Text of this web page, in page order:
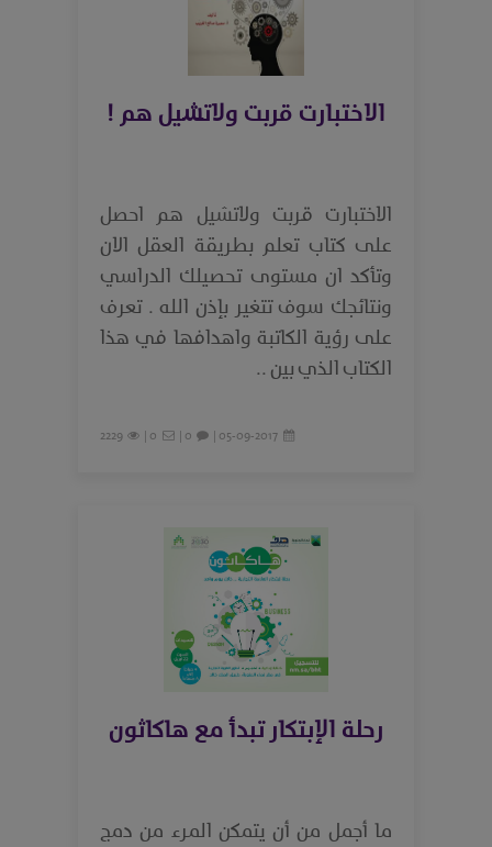
الاختبارت قربت ولاتشيل هم !
الاختبارت قربت ولاتشيل هم احصل
على كتاب تعلم بطريقة العقل الان
وتأكد ان مستوى تحصيلك الدراسي
ونتائجك سوف تتغير بإذن الله . تعرف
على رؤية الكاتبة واهدافها في هذا
الكتاب الذي بين ..
05-09-2017 |
0 |
0 |
2229
رحلة الإبتكار تبدأ مع هاكاثون
ما أجمل من أن يتمكن المرء من دمج